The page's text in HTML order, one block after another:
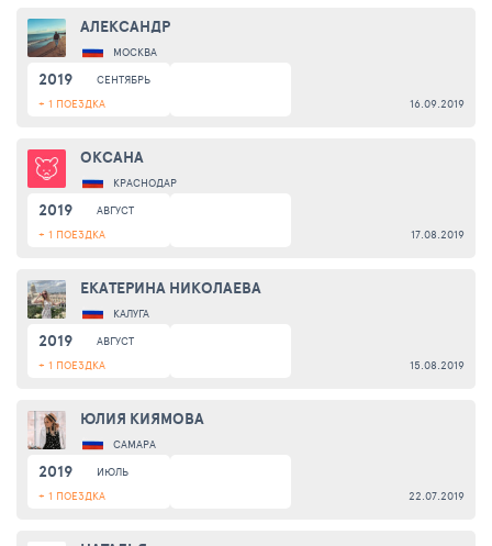
АЛЕКСАНДР
МОСКВА
2019
СЕНТЯБРЬ
+ 1 ПОЕЗДКА
16.09.2019
ОКСАНА
КРАСНОДАР
2019
АВГУСТ
+ 1 ПОЕЗДКА
17.08.2019
ЕКАТЕРИНА НИКОЛАЕВА
КАЛУГА
2019
АВГУСТ
+ 1 ПОЕЗДКА
15.08.2019
ЮЛИЯ КИЯМОВА
САМАРА
2019
ИЮЛЬ
+ 1 ПОЕЗДКА
22.07.2019